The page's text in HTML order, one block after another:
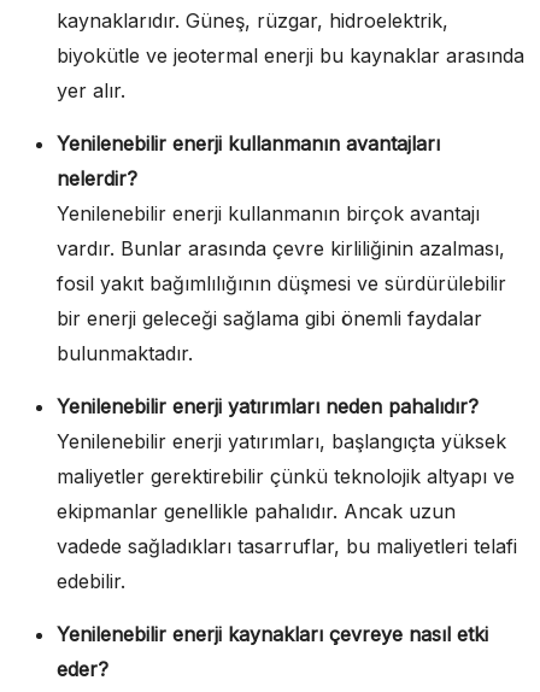
kaynaklarıdır. Güneş, rüzgar, hidroelektrik,
biyokütle ve jeotermal enerji bu kaynaklar arasında
yer alır.
Yenilenebilir enerji kullanmanın avantajları
nelerdir?
Yenilenebilir enerji kullanmanın birçok avantajı
vardır. Bunlar arasında çevre kirliliğinin azalması,
fosil yakıt bağımlılığının düşmesi ve sürdürülebilir
bir enerji geleceği sağlama gibi önemli faydalar
bulunmaktadır.
Yenilenebilir enerji yatırımları neden pahalıdır?
Yenilenebilir enerji yatırımları, başlangıçta yüksek
maliyetler gerektirebilir çünkü teknolojik altyapı ve
ekipmanlar genellikle pahalıdır. Ancak uzun
vadede sağladıkları tasarruflar, bu maliyetleri telafi
edebilir.
Yenilenebilir enerji kaynakları çevreye nasıl etki
eder?